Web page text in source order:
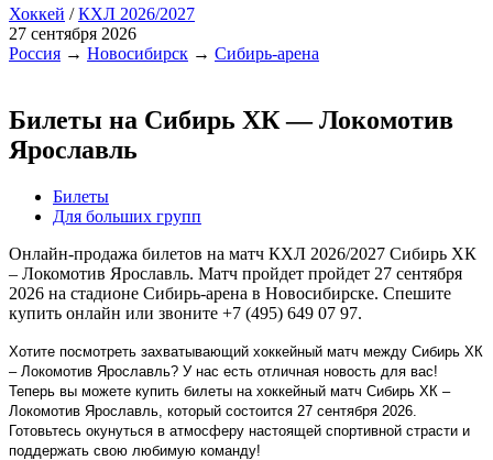
Хоккей /КХЛ 2026/2027
27 сентября 2026
Россия → Новосибирск → Сибирь-арена
Билеты на Сибирь ХК — Локомотив
Ярославль
Билеты
Для больших групп
Онлайн-продажа билетов на матч КХЛ 2026/2027 Сибирь ХК
– Локомотив Ярославль. Матч пройдет пройдет 27 сентября
2026 на стадионе Сибирь-арена в Новосибирске. Спешите
купить онлайн или звоните +7 (495) 649 07 97.
Хотите посмотреть захватывающий хоккейный матч между Сибирь ХК
– Локомотив Ярославль? У нас есть отличная новость для вас!
Теперь вы можете купить билеты на хоккейный матч Сибирь ХК –
Локомотив Ярославль, который состоится 27 сентября 2026.
Готовьтесь окунуться в атмосферу настоящей спортивной страсти и
поддержать свою любимую команду!